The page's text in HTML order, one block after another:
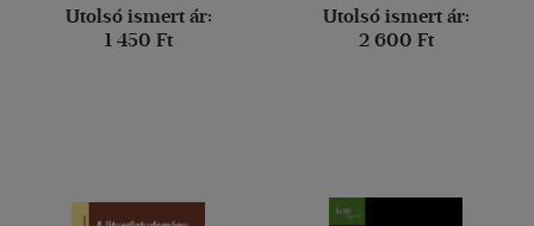
Utolsó ismert ár:
1 450 Ft
Utolsó ismert ár:
2 600 Ft